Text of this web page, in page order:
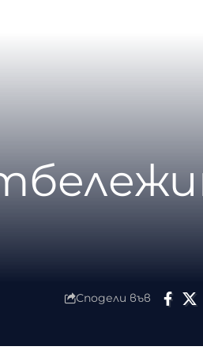
Сподели във